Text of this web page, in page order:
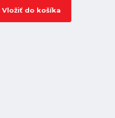
Vložiť do košíka